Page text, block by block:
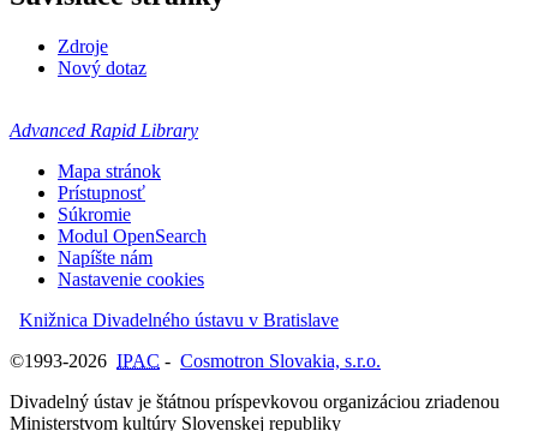
Zdroje
Nový dotaz
Advanced Rapid Library
Mapa stránok
Prístupnosť
Súkromie
Modul OpenSearch
Napíšte nám
Nastavenie cookies
Knižnica Divadelného ústavu v Bratislave
©1993-2026 IPAC - Cosmotron Slovakia, s.r.o.
Divadelný ústav je štátnou príspevkovou organizáciou zriadenou
Ministerstvom kultúry Slovenskej republiky